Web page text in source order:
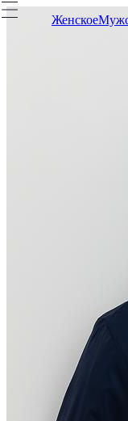
Женское